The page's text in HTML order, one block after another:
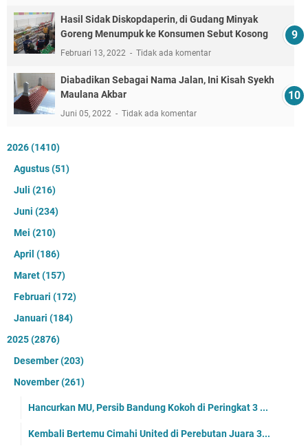
Hasil Sidak Diskopdaperin, di Gudang Minyak
Goreng Menumpuk ke Konsumen Sebut Kosong
Februari 13, 2022 Tidak ada komentar
Diabadikan Sebagai Nama Jalan, Ini Kisah Syekh
Maulana Akbar
Juni 05, 2022 Tidak ada komentar
2026(1410)
Agustus(51)
Juli (216)
Juni (234)
Mei (210)
April (186)
Maret(157)
Februari (172)
Januari (184)
2025(2876)
Desember(203)
November(261)
Hancurkan MU, Persib Bandung Kokoh di Peringkat 3 ...
Kembali Bertemu Cimahi United di Perebutan Juara 3...